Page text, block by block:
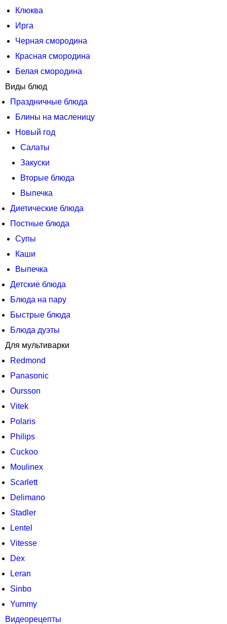
Клюква
Ирга
Черная смородина
Красная смородина
Белая смородина
Виды блюд
Праздничные блюда
Блины на масленицу
Новый год
Салаты
Закуски
Вторые блюда
Выпечка
Диетические блюда
Постные блюда
Супы
Каши
Выпечка
Детские блюда
Блюда на пару
Быстрые блюда
Блюда дуэты
Для мультиварки
Redmond
Panasonic
Oursson
Vitek
Polaris
Philips
Cuckoo
Moulinex
Scarlett
Delimano
Stadler
Lentel
Vitesse
Dex
Leran
Sinbo
Yummy
Видеорецепты